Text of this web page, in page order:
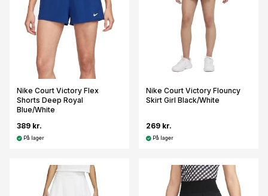
Nike Court Victory Flex
Shorts Deep Royal
Blue/White
389 kr.
På lager
Nike Court Victory Flouncy
Skirt Girl Black/White
269 kr.
På lager